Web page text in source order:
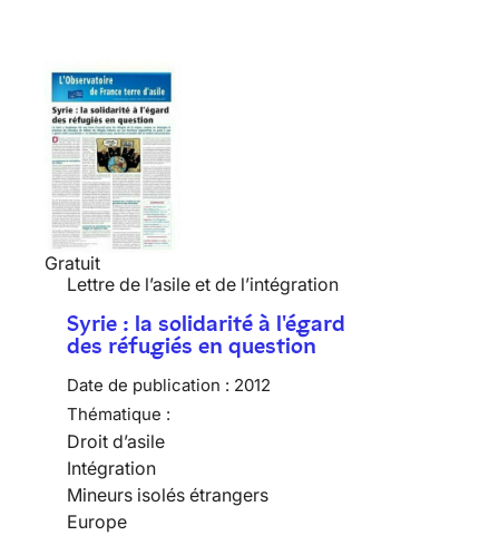
Gratuit
Lettre de l’asile et de l’intégration
Syrie : la solidarité à l'égard
des réfugiés en question
Date de publication : 2012
Thématique :
Droit d’asile
Intégration
Mineurs isolés étrangers
Europe